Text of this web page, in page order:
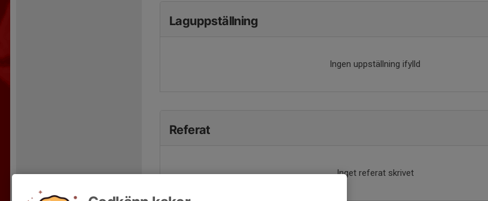
Laguppställning
Ingen uppställning ifylld
Referat
Inget referat skrivet